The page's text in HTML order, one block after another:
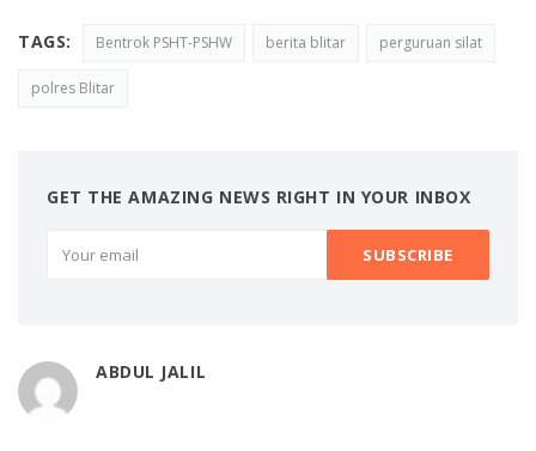
TAGS: Bentrok PSHT-PSHW berita blitar perguruan silat
polres Blitar
GET THE AMAZING NEWS RIGHT IN YOUR INBOX
ABDUL JALIL